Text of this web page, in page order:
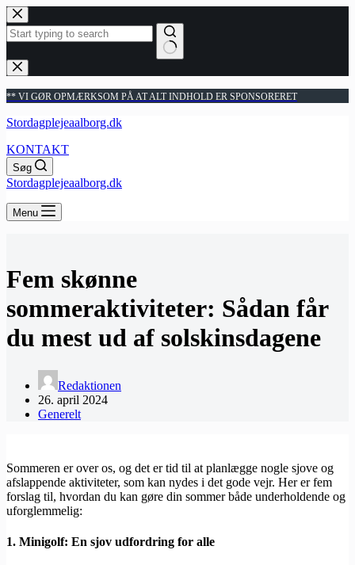
Fortsæt
til
indhold
Ingen
resultater
** VI GØR OPMÆRKSOM PÅ AT ALT INDHOLD ER SPONSORERET
Stordagplejeaalborg.dk
KONTAKT
Søg
Stordagplejeaalborg.dk
Menu
Fem skønne
sommeraktiviteter: Sådan får
du mest ud af solskinsdagene
Redaktionen
26. april 2024
Generelt
Sommeren er over os, og det er tid til at planlægge nogle sjove og
afslappende aktiviteter, som kan nydes i det gode vejr. Her er fem
forslag til, hvordan du kan gøre din sommer både underholdende og
uforglemmelig:
1. Minigolf: En sjov udfordring for alle